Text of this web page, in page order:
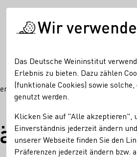
Jahrgangspräsentation
Wir
Das Deutsche Weininstitut
Erlebnis zu bieten. Dazu zählen
(funktionale Cookies) sowie
genutzt werden.
Klicken Sie auf "Alle akzeptieren",
Einverständnis jederzeit ändern
unserer Webseite finden Sie den
Präferenzen jederzeit ändern bzw.